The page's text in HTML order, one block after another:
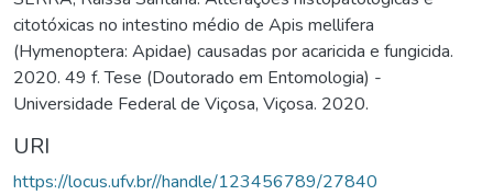
citotóxicas no intestino médio de Apis mellifera
(Hymenoptera: Apidae) causadas por acaricida e fungicida.
2020. 49 f. Tese (Doutorado em Entomologia) -
Universidade Federal de Viçosa, Viçosa. 2020.
URI
https://locus.ufv.br//handle/123456789/27840